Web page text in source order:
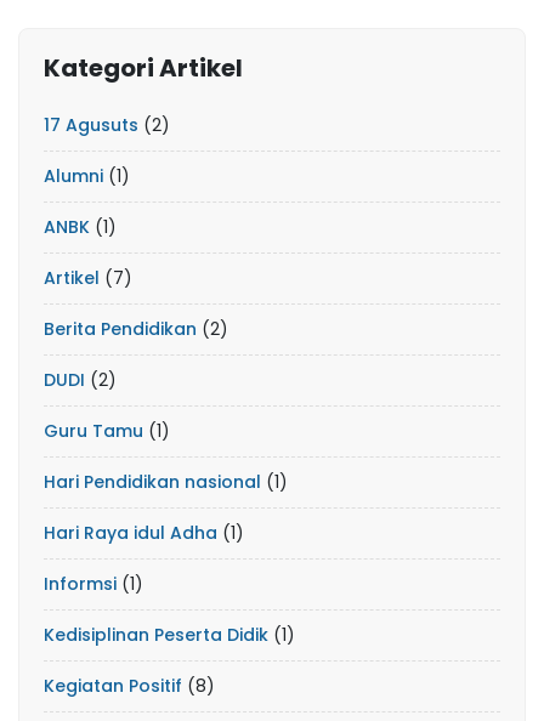
Kategori Artikel
17 Agusuts (2)
Alumni (1)
ANBK (1)
Artikel (7)
Berita Pendidikan (2)
DUDI (2)
Guru Tamu (1)
Hari Pendidikan nasional (1)
Hari Raya idul Adha (1)
Informsi (1)
Kedisiplinan Peserta Didik (1)
Kegiatan Positif (8)